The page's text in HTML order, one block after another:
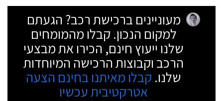
מעוניינים ברכישת רכב? הגעתם
למקום הנכון. קבלו מהמומחים
שלנו ייעוץ חינם, הכירו את מבצעי
הרכב וקבוצות הרכישה המיוחדות
שלנו. קבלו מאיתנו בחינם הצעה
אטרקטיבית עכשיו